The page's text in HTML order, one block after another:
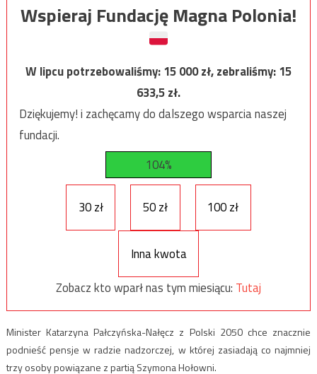
Wspieraj Fundację Magna Polonia!
W lipcu potrzebowaliśmy:15 000zł, zebraliśmy:15
633,5zł.
Dziękujemy! i zachęcamy do dalszego wsparcia naszej
fundacji.
104%
30 zł 50 zł 100 zł
Inna kwota
Zobacz kto wparł nas tym miesiącu: Tutaj
Minister Katarzyna Pałczyńska-Nałęcz z Polski 2050 chce znacznie
podnieść pensje w radzie nadzorczej, w której zasiadają co najmniej
trzy osoby powiązane z partią Szymona Hołowni.